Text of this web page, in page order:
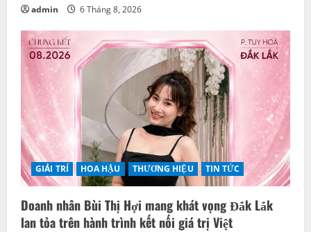
admin 6 Tháng 8, 2026
GIẢI TRÍ HOA HẬU THƯƠNG HIỆU TIN TỨC
Doanh nhân Bùi Thị Hợi mang khát vọng Đắk Lắk
lan tỏa trên hành trình kết nối giá trị Việt